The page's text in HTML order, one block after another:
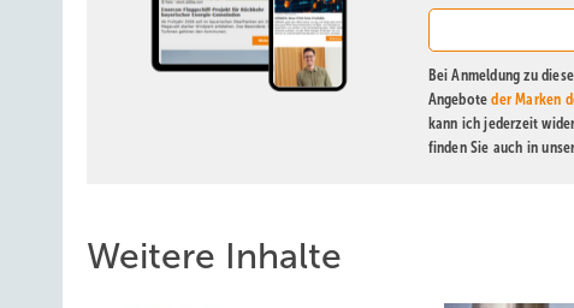
Wieder mehr Wind- und
Die Ungewissheit über die Richtung, die Italiens neue
Bei Anmeldung zu
Angeboteder Marken
kann ich jederzeit
finden Sie auch in
Weitere Inhalte